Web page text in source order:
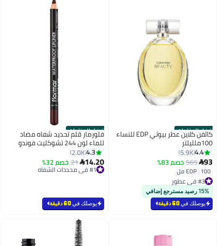
أفضل المنتجات كالفن كلاين عطر بيوتي EDP للنساء
100ملليلتر
4.4
5.9K
93
565 خصم 83%
EDP|100 مل#3 في عطور
بتخلّص بسرعة
تم بيع +1000 مؤخرًا
#3 في عطور
15% رصيد مسترجع إضافي
يوصلك في60 دقيقة
أفضل المنتجات
4
فلورمار قلم تحديد شفاه مضاد
للماء لون 244 تشوكليت فوندو
4.3
2.0K
14.20
21 خصم 32% #1 في محددات الشفاه
توصيل مجاني
يوصلك في60 دقيقة